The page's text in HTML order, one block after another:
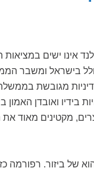
אינו ישים
בישראל ומשבר
מגובשת
בידיו ואובדן האמון
מקטינים מאוד
של ביזור. רפורמה